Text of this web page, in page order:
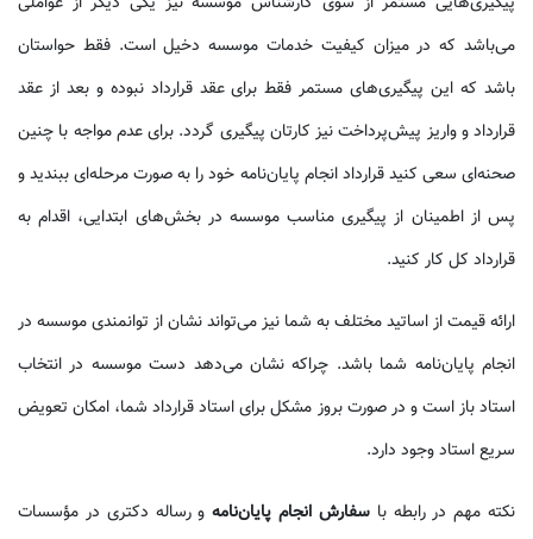
می‌باشد که در میزان کیفیت خدمات موسسه دخیل است. فقط حواستان
باشد که این پیگیری‌های مستمر فقط برای عقد قرارداد نبوده و بعد از عقد
قرارداد و واریز پیش‌پرداخت نیز کارتان پیگیری گردد. برای عدم مواجه با چنین
صحنه‌ای سعی کنید قرارداد انجام پایان‌نامه خود را به صورت مرحله‌ای ببندید و
پس از اطمینان از پیگیری مناسب موسسه در بخش‌های ابتدایی، اقدام به
قرارداد کل کار کنید.
ارائه قیمت از اساتید مختلف به شما نیز می‌تواند نشان از توانمندی موسسه در
انجام پایان‌نامه شما باشد. چراکه نشان می‌دهد دست موسسه در انتخاب
استاد باز است و در صورت بروز مشکل برای استاد قرارداد شما، امکان تعویض
سریع استاد وجود دارد.
نکته مهم در رابطه باسفارش انجام پایان‌نامهو رساله دکتری در مؤسسات